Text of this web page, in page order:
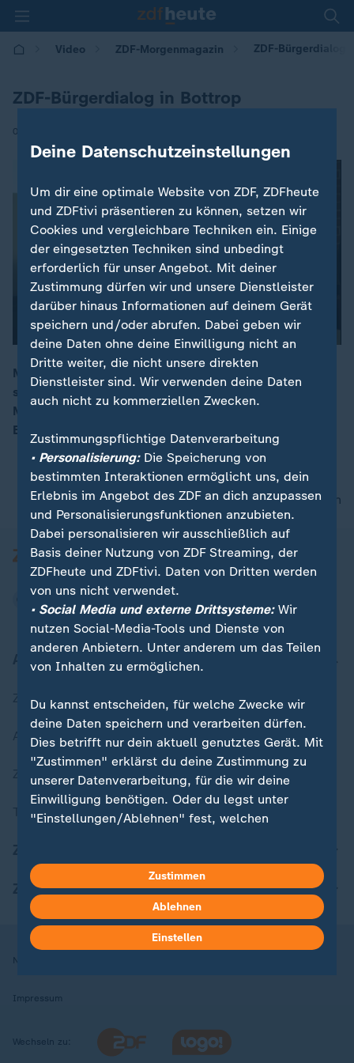
Video ZDF-Morgenmagazin ZDF-Bürgerdialog
ZDF-Bürgerdialog in Bottrop
09.10.2018 | 18:30
00:08
Mit "Moma vor Ort" im Bürgerdialog: In Bottrop
stellten sich u.a. ZDF-Chefredakteur Peter Frey und
Moma-Moderator Mitri Sirin den Fragen der
Bürgerinnen und Bürger.
nach oben
Aktuell bei ZDFheute
Zuletzt veröffentlicht
Aktuelle Sendungs-Videos
ZDFheute Stories
Themen im Überblick
ZDFheute Apps
Nutzungsbedingungen
Impressum
Wechseln zu:
Deine Datenschutzeinstellungen
Um dir eine optimale Website von ZDF, ZDFheute
und ZDFtivi präsentieren zu können, setzen wir
Cookies und vergleichbare Techniken ein. Einige
der eingesetzten Techniken sind unbedingt
erforderlich für unser Angebot. Mit deiner
Zustimmung dürfen wir und unsere Dienstleister
darüber hinaus Informationen auf deinem Gerät
speichern und/oder abrufen. Dabei geben wir
deine Daten ohne deine Einwilligung nicht an
Dritte weiter, die nicht unsere direkten
Dienstleister sind. Wir verwenden deine Daten
auch nicht zu kommerziellen Zwecken.
Zustimmungspflichtige Datenverarbeitung
• Personalisierung:Die Speicherung von
bestimmten Interaktionen ermöglicht uns, dein
Erlebnis im Angebot des ZDF an dich anzupassen
und Personalisierungsfunktionen anzubieten.
Dabei personalisieren wir ausschließlich auf
Basis deiner Nutzung von ZDF Streaming, der
ZDFheute und ZDFtivi. Daten von Dritten werden
von uns nicht verwendet.
• Social Media und externe Drittsysteme:Wir
nutzen Social-Media-Tools und Dienste von
anderen Anbietern. Unter anderem um das Teilen
von Inhalten zu ermöglichen.
Du kannst entscheiden, für welche Zwecke wir
deine Daten speichern und verarbeiten dürfen.
Dies betrifft nur dein aktuell genutztes Gerät. Mit
"Zustimmen" erklärst du deine Zustimmung zu
unserer Datenverarbeitung, für die wir deine
Einwilligung benötigen. Oder du legst unter
"Einstellungen/Ablehnen" fest, welchen
kannst du jederzeit mit Wirkung für die Zukunft
in deinen Einstellungen widerrufen oder ändern.
Hier findest du das Impressum.
Weitere Informationen findest du in unserer
Zustimmen
Ablehnen
Einstellen